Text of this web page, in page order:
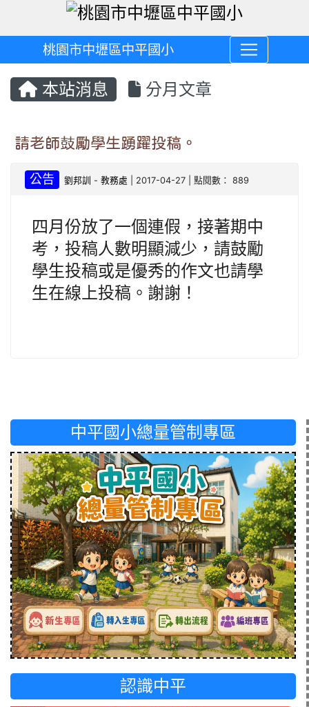
桃園市中壢區中平國小
本站消息 分月文章
請老師鼓勵學生踴躍投稿。
公告 劉邦訓 -教務處 | 2017-04-27 | 點閱數： 889
四月份放了一個連假，接著期中
考，投稿人數明顯減少，請鼓勵
學生投稿或是優秀的作文也請學
生在線上投稿。謝謝！
中平國小總量管制專區
認識中平